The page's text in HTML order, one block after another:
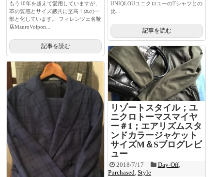
UNIQLOUユニクロユーのTシャツとの
比...
記事を読む
もう10年を超えて愛用していますが、
革の質感とサイズ感共に至高！体の一
部と化しています。 フィレンツェ名靴
店MauroVolpon...
記事を読む
リゾートスタイル；ユ
ニクロトーマスマイヤ
ー＃1；エアリズムスタ
ンドカラージャケット
サイズM＆Sブログレビ
ュー
2018/7/17 Day-Off,
Purchased,Style